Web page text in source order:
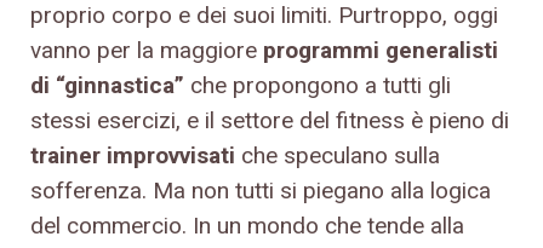
proprio corpo e dei suoi limiti. Purtroppo, oggi
vanno per la maggiore programmi generalisti
di “ginnastica” che propongono a tutti gli
stessi esercizi, e il settore del fitness è pieno di
trainer improvvisati che speculano sulla
sofferenza. Ma non tutti si piegano alla logica
del commercio. In un mondo che tende alla